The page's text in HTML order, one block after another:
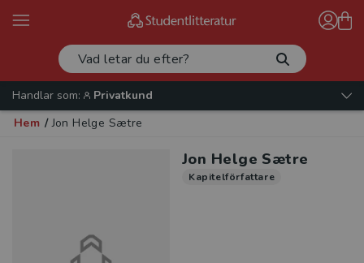
Handlar som:
Privatkund
Hem / Jon Helge Sætre
Jon Helge Sætre
Kapitelförfattare